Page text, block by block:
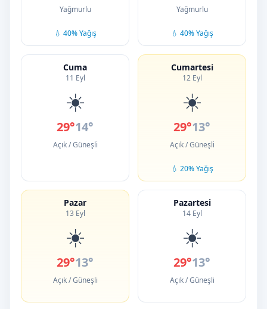
Yağmurlu
💧 40% Yağış
Yağmurlu
💧 40% Yağış
Cuma
11 Eyl
☀️
29°14°
Açık / Güneşli
Cumartesi
12 Eyl
☀️
29°13°
Açık / Güneşli
💧 20% Yağış
Pazar
13 Eyl
☀️
29°13°
Açık / Güneşli
Pazartesi
14 Eyl
☀️
29°13°
Açık / Güneşli